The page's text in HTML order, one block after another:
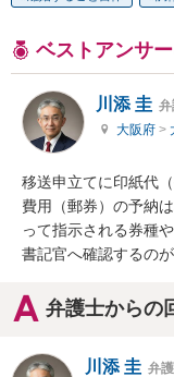
ベストアンサ
川添 圭
大阪府 >
移送申立てに印紙代
費用（郵券）の予納
って指示される券種
書記官へ確認するのが
弁護士からの
川添 圭 弁